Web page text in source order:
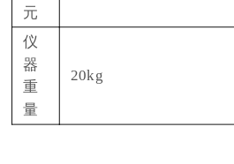
元
仪
器
重
量
20kg